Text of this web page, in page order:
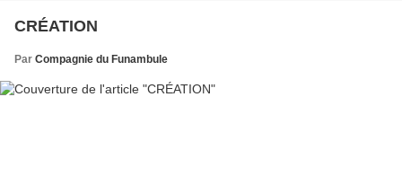
CRÉATION
Par Compagnie du Funambule